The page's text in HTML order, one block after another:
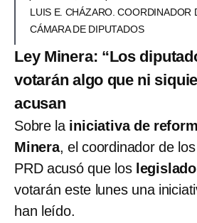
LUIS E. CHÁZARO. COORDINADOR
CÁMARA DE DIPUTADOS
Ley Minera: “Los
votarán algo que ni
acusan
Sobre la iniciativa de
Minera, el coordinador de
PRD acusó que los
votarán este lunes una
han leído.